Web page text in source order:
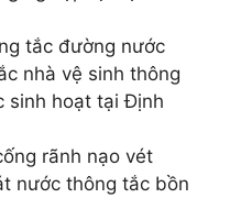
tắc đường nước
nhà vệ sinh thông
sinh hoạt tại Định
rãnh nạo vét
nước thông tắc bồn